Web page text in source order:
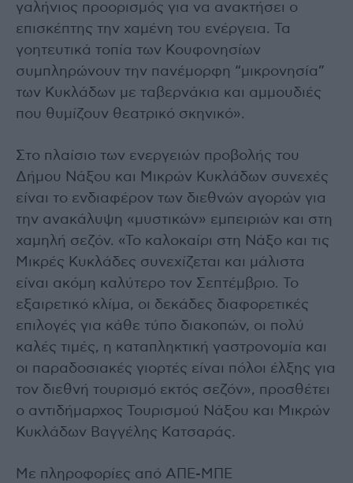
γαλήνιος προορισμός για να ανακτήσει ο
επισκέπτης την χαμένη του ενέργεια. Τα
γοητευτικά τοπία των Κουφονησίων
συμπληρώνουν την πανέμορφη “μικρονησία”
των Κυκλάδων με ταβερνάκια και αμμουδιές
που θυμίζουν θεατρικό σκηνικό».
Στο πλαίσιο των ενεργειών προβολής του
Δήμου Νάξου και Μικρών Κυκλάδων συνεχές
είναι το ενδιαφέρον των διεθνών αγορών για
την ανακάλυψη «μυστικών» εμπειριών και στη
χαμηλή σεζόν. «Το καλοκαίρι στη Νάξο και τις
Μικρές Κυκλάδες συνεχίζεται και μάλιστα
είναι ακόμη καλύτερο τον Σεπτέμβριο. Το
εξαιρετικό κλίμα, οι δεκάδες διαφορετικές
επιλογές για κάθε τύπο διακοπών, οι πολύ
καλές τιμές, η καταπληκτική γαστρονομία και
οι παραδοσιακές γιορτές είναι πόλοι έλξης για
τον διεθνή τουρισμό εκτός σεζόν», προσθέτει
ο αντιδήμαρχος Τουρισμού Νάξου και Μικρών
Κυκλάδων Βαγγέλης Κατσαράς.
Με πληροφορίες από ΑΠΕ-ΜΠΕ